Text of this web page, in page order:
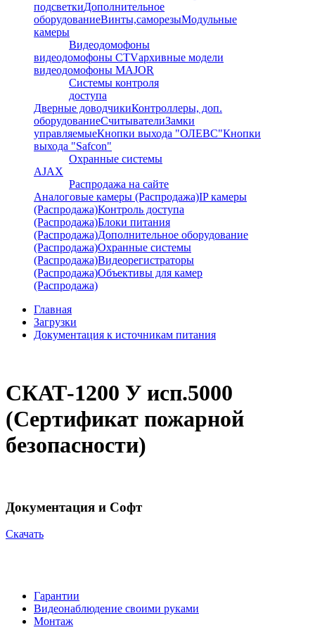
подсветкиДополнительное
оборудованиеВинты,саморезыМодульные
камеры
Видеодомофоны
видеодомофоны CTVархивные модели
видеодомофоны MAJOR
Системы контроля
доступа
Дверные доводчикиКонтроллеры, доп.
оборудованиеСчитывателиЗамки
управляемыеКнопки выхода "ОЛЕВС"Кнопки
выхода "Safcon"
Охранные системы
AJAX
Распродажа на сайте
Аналоговые камеры (Распродажа)IP камеры
(Распродажа)Контроль доступа
(Распродажа)Блоки питания
(Распродажа)Дополнительное оборудование
(Распродажа)Охранные системы
(Распродажа)Видеорегистраторы
(Распродажа)Объективы для камер
(Распродажа)
Главная
Загрузки
Документация к источникам питания
СКАТ-1200 У исп.5000
(Сертификат пожарной
безопасности)
Документация и Софт
Cкачать
Гарантии
Видеонаблюдение своими руками
Монтаж